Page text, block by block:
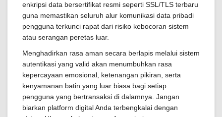
enkripsi data bersertifikat resmi seperti SSL/TLS terbaru
guna memastikan seluruh alur komunikasi data pribadi
pengguna terkunci rapat dari risiko kebocoran sistem
atau serangan peretas luar.
Menghadirkan rasa aman secara berlapis melalui sistem
autentikasi yang valid akan menumbuhkan rasa
kepercayaan emosional, ketenangan pikiran, serta
kenyamanan batin yang luar biasa bagi setiap
pengguna yang bertransaksi di dalamnya. Jangan
biarkan platform digital Anda terbengkalai dengan